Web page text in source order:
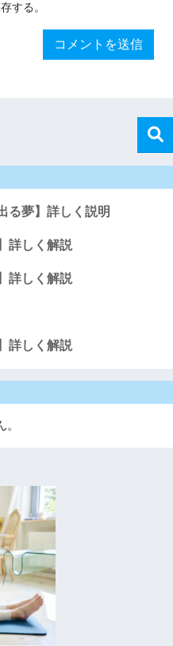
する。
る夢】詳しく説明
詳しく解説
詳しく解説
詳しく解説